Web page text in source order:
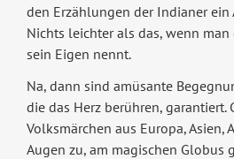
den Erzählungen der Indianer ein
Nichts leichter als das, wenn
sein Eigen nennt.
Na, dann sind amüsante
die das Herz berühren, garantiert.
Volksmärchen aus Europa, Asien,
Augen zu, am magischen Globus